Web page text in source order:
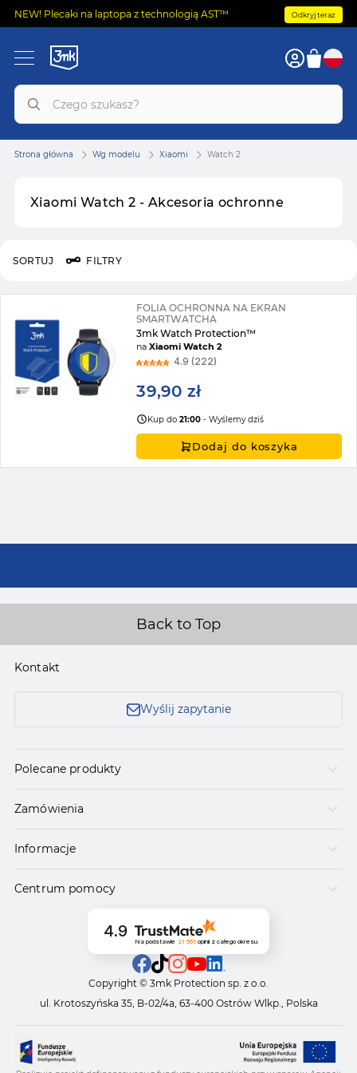
NEW! Plecaki na laptopa z technologią AST™ Odkryj teraz
Xiaomi Watch 2 - Akcesoria ochronne
Strona główna Wg modelu Xiaomi Watch 2
FILTRY
SORTUJ
FOLIA OCHRONNA NA EKRAN
SMARTWATCHA
3mk Watch Protection™
naXiaomi Watch 2
4.9 (222)
39,90 zł
Kup do21:00 - Wyślemy dziś
Dodaj do koszyka
Back to Top
Kontakt
Wyślij zapytanie
Polecane produkty
Zamówienia
Informacje
Centrum pomocy
4.9
Na podstawie 21 561 opinii z całego okresu
Copyright © 3mk Protection sp. z o.o.
ul. Krotoszyńska 35, B-02/4a, 63-400 Ostrów Wlkp., Polska